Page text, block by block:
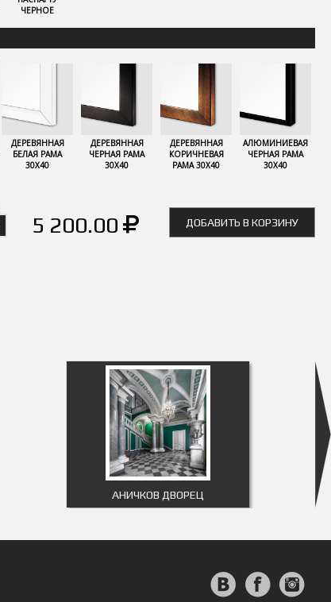
ЧЕРНОЕ
ДЕРЕВЯННАЯ
БЕЛАЯ РАМА
30Х40
ДЕРЕВЯННАЯ
ЧЕРНАЯ РАМА
30Х40
ДЕРЕВЯННАЯ
КОРИЧНЕВАЯ
РАМА 30Х40
АЛЮМИНИЕВАЯ
ЧЕРНАЯ РАМА
30Х40
5 200.00 ДОБАВИТЬ В КОРЗИНУ
АНИЧКОВ ДВОРЕЦ